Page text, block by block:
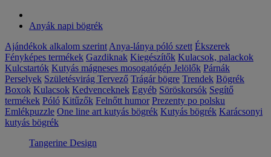
Anyák napi bögrék
Ajándékok alkalom szerint Anya-lánya póló szett Ékszerek
Fényképes termékek Gazdiknak Kiegészítők Kulacsok, palackok
Kulcstartók Kutyás mágneses mosogatógép Jelölők Párnák
Perselyek Születésvirág Tervező Trágár bögre Trendek Bögrék
Boxok Kulacsok Kedvenceknek Egyéb Söröskorsók Segítő
termékek Póló Kitűzők Felnőtt humor Prezenty po polsku
Emlékpuzzle One line art kutyás bögrék Kutyás bögrék Karácsonyi
kutyás bögrék
Tangerine Design